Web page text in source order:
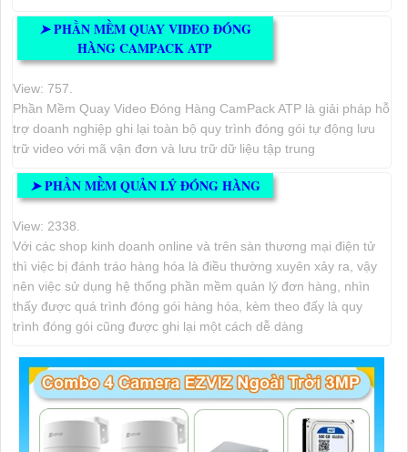
➤PHẦN MỀM QUAY VIDEO ĐÓNG
HÀNG CAMPACK ATP
View: 757.
Phần Mềm Quay Video Đóng Hàng CamPack ATP là giải pháp hỗ
trợ doanh nghiệp ghi lại toàn bộ quy trình đóng gói tự động lưu
trữ video với mã vận đơn và lưu trữ dữ liệu tập trung
➤PHẦN MỀM QUẢN LÝ ĐÓNG HÀNG
View: 2338.
Với các shop kinh doanh online và trên sàn thương mại điện tử
thì việc bị đánh tráo hàng hóa là điều thường xuyên xảy ra, vậy
nên việc sử dụng hệ thống phần mềm quản lý đơn hàng, nhìn
thấy được quá trình đóng gói hàng hóa, kèm theo đấy là quy
trình đóng gói cũng được ghi lại một cách dễ dàng